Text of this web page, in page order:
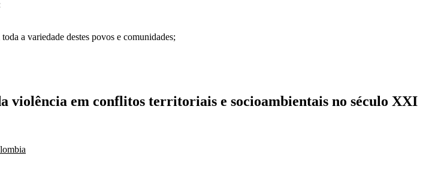
a variedade destes povos e comunidades;
violência em conflitos territoriais e socioambientais no século XXI